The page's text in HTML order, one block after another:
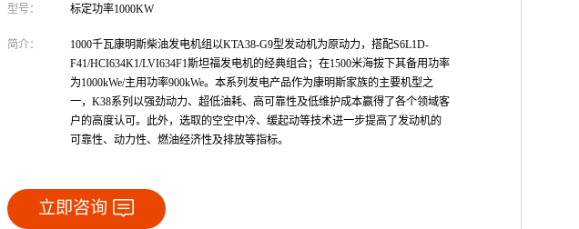
型号： 标定功率1000KW
简介：
1000千瓦康明斯柴油发电机组以KTA38-G9型发动机为原动力，搭配S6L1D-
F41/HCI634K1/LVI634F1斯坦福发电机的经典组合；在1500米海拔下其备用功率
为1000kWe/主用功率900kWe。本系列发电产品作为康明斯家族的主要机型之
一，K38系列以强劲动力、超低油耗、高可靠性及低维护成本赢得了各个领域客
户的高度认可。此外，选取的空空中冷、缓起动等技术进一步提高了发动机的
可靠性、动力性、燃油经济性及排放等指标。
立即咨询